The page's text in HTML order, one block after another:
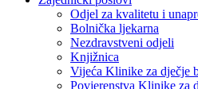
Odjel za kvalitetu i
Bolnička ljekarna
Nezdravstveni odjeli
Knjižnica
Vijeća Klinike za dječje
Povjerenstva Klinike za